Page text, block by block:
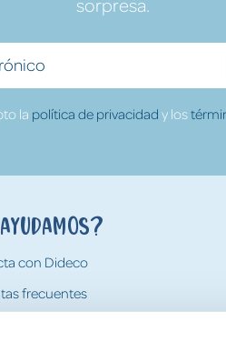
la política de privacidad y los
con Dideco
frecuentes